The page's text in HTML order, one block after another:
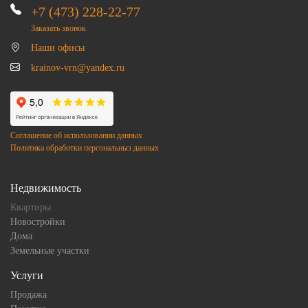
+7 (473) 228-22-77
Заказать звонок
Наши офисы
krainov-vrn@yandex.ru
Соглашение об использовании данных
Политика обработки персональныз данных
Недвижимость
Квартиры
Новостройки
Дома
Земельные участки
Услуги
Продажа